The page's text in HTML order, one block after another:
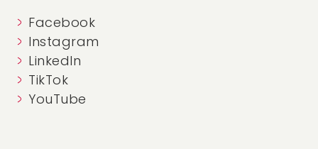
Facebook
Instagram
LinkedIn
TikTok
YouTube